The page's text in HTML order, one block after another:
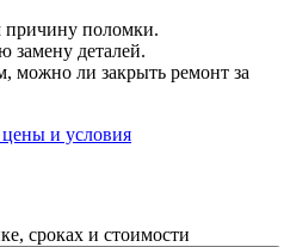
причину поломки.
деталей.
можно ли закрыть ремонт за
и условия
сроках и стоимости